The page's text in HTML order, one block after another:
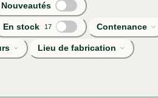
Nouveautés
En stock 17 Contenance
Lieu de fabrication